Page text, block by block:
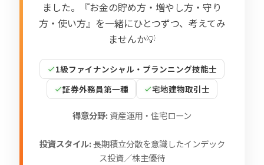
ました。『お金の貯め方・増やし方・守り
方・使い方』を一緒にひとつずつ、考えてみ
ませんか💡
1級ファイナンシャル・プランニング技能士
証券外務員第一種
宅地建物取引士
得意分野: 資産運用・住宅ローン
投資スタイル:長期積立分散を意識したインデック
ス投資／株主優待